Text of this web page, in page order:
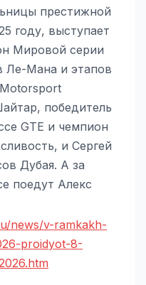
престижной
году, выступает
Мировой серии
Ле-Мана и этапов
победитель
GTE и чемпион
и Сергей
Дубая. А за
поедут Алекс
news/v-ramkakh-
proidyot-8-